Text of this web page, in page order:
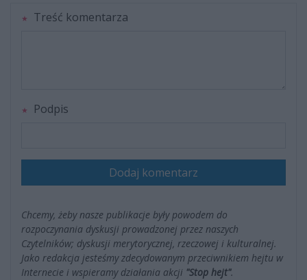
Treść komentarza
Podpis
Dodaj komentarz
Chcemy, żeby nasze publikacje były powodem do
rozpoczynania dyskusji prowadzonej przez naszych
Czytelników; dyskusji merytorycznej, rzeczowej i kulturalnej.
Jako redakcja jesteśmy zdecydowanym przeciwnikiem hejtu w
Internecie i wspieramy działania akcji "Stop hejt".